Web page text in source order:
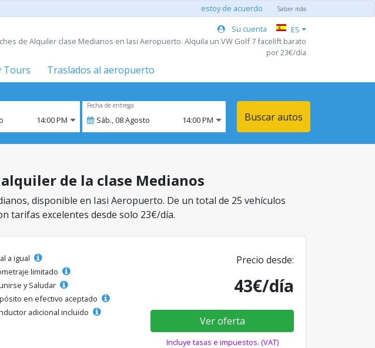
estoy de acuerdo Saber más
Su cuenta
ES
de Alquiler clase Medianos en Iasi Aeropuerto. Alquila un VW Golf 7 facelift barato
por 23€/día
Tours
Traslados al aeropuerto
14:00 PM
Fecha de entrega
Sáb.,08Agosto 14:00 PM Buscar autos
de la clase Medianos
disponible en Iasi Aeropuerto. De un total de 25 vehículos
tarifas excelentes desde solo 23€/día.
a igual
limitado
y Saludar
en efectivo aceptado
adicional incluido
Precio desde:
43€/día
Ver oferta
Incluye tasas e impuestos. (VAT)